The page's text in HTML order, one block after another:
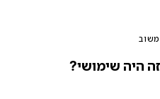
היה שימושי?